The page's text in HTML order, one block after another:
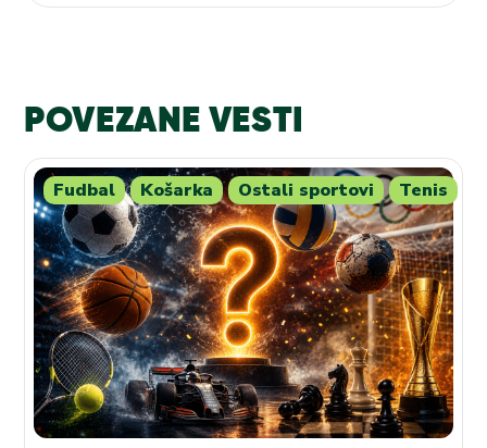
POVEZANE VESTI
Fudbal Košarka Ostali sportovi Tenis